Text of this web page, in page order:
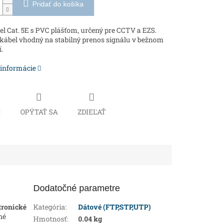
Pridať do košíka
Cat. 5E s PVC plášťom, určený pre CCTV a EZS.
vhodný na stabilný prenos signálu v bežnom
OPÝTAŤ SA ZDIEĽAŤ
Dodatočné parametre
Kategória:
Dátové (FTP,STP,UTP)
Hmotnosť: 0.04 kg